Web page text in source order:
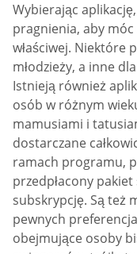
Wybierając
pragnienia, aby
właściwej. Niektóre
młodzieży, a inne
Istnieją również
osób w różnym
mamusiami i
dostarczane
ramach programu,
przedpłacony
subskrypcję. Są też
pewnych
obejmujące osoby